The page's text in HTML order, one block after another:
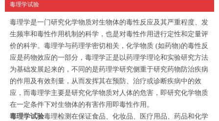
毒理学试验
毒理学是一门研究化学物质对生物体的毒性反应及其严重程度、发
生频率和毒性作用机制的科学，也是对毒性作用进行定性和定量评
价的科学。毒理学与药理学密切相关，化学物质 (如药物)的毒性反
应是药物效应的一部分，毒理学正是以药理学理论和实验研究方法
为基础发展起来的，不同的是药理学研究侧重于研究药物防治疾病
的作用及有效剂量，从而发挥其在预防、治疗或诊断疾病中的效
应，而毒理学主要是研究化学物质对人体的危害，即研究化学物质
在一定条件下对生物体的有害作用即毒性作用。
毒理学试验毒理检测在保证食品、化妆品、医疗用品、药品和化学